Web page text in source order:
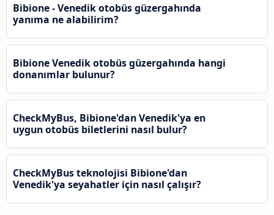
Bibione - Venedik otobüs güzergahında
yanıma ne alabilirim?
Bibione Venedik otobüs güzergahında hangi
donanımlar bulunur?
CheckMyBus, Bibione'dan Venedik'ya en
uygun otobüs biletlerini nasıl bulur?
CheckMyBus teknolojisi Bibione'dan
Venedik'ya seyahatler için nasıl çalışır?